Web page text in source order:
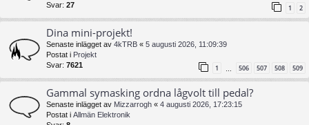
Svar: 27 1 2
Dina mini-projekt!
Senaste inlägget av 4kTRB « 5 augusti 2026, 11:09:39
Postat i Projekt
Svar: 7621 1 … 506 507 508 509
Gammal symasking ordna lågvolt till pedal?
Senaste inlägget av Mizzarrogh « 4 augusti 2026, 17:23:15
Postat i Allmän Elektronik